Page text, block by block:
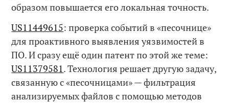
образом повышается его локальная точность.
US11449615: проверка событий в «песочнице»
для проактивного выявления уязвимостей в
ПО. И сразу ещё один патент по этой же теме:
US11379581. Технология решает другую задачу,
связанную с «песочницами» — фильтрация
анализируемых файлов с помощью методов